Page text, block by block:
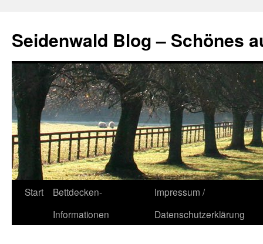
Seidenwald Blog – Schönes
Zum
Start
Bettdecken-
Informationen
Impressum /
Datenschutzerklärung